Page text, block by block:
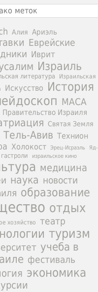
меток
Алия Ариэль
Еврейские
Иврит
Израиль
литература
Израильская
Искусство История
МАСА
Правительство Израиля
Святая Земля
Тель-Авив Технион
Холокост Эрец-Исраэль
Яд-
гастроли израильское кино
медицина
наука новости
образование
отдых
хозяйство театр
туризм
учеба в
фестиваль
экономика